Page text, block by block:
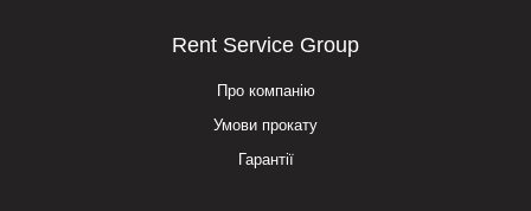
Rent Service Group
Про компанію
Умови прокату
Гарантії